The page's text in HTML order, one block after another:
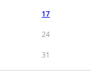
17
24
31